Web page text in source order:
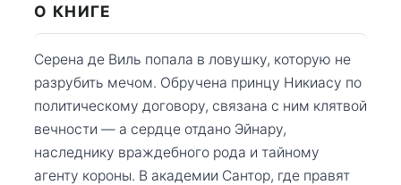
О КНИГЕ
Серена де Виль попала в ловушку, которую не
разрубить мечом. Обручена принцу Никиасу по
политическому договору, связана с ним клятвой
вечности — а сердце отдано Эйнару,
наследнику враждебного рода и тайному
агенту короны. В академии Сантор, где правят